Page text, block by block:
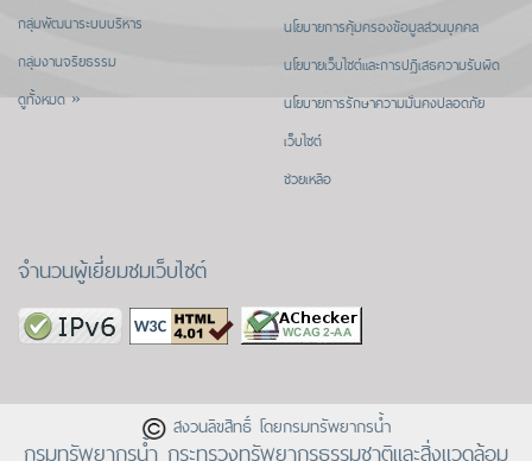
กลุ่มพัฒนาระบบบริหาร
กลุ่มงานจริยธรรม
ดูทั้งหมด »
นโยบายการคุ้มครองข้อมูลส่วนบุคคล
นโยบายเว็บไซต์และการปฏิเสธความรับผิด
นโยบายการรักษาความมั่นคงปลอดภัย
เว็บไซต์
ช่วยเหลือ
จำนวนผู้เยี่ยมชมเว็บไซต์
สงวนลิขสิทธิ์ โดยกรมทรัพยากรน้ำ
กรมทรัพยากรน้ำ กระทรวงทรัพยากรธรรมชาติและสิ่งแวดล้อม